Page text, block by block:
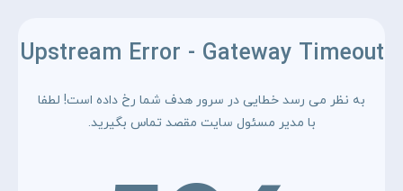
Upstream Error - Gateway Timeout
به نظر می رسد خطایی در سرور هدف شما رخ داده است! لطفا
با مدیر مسئول سایت مقصد تماس بگیرید.